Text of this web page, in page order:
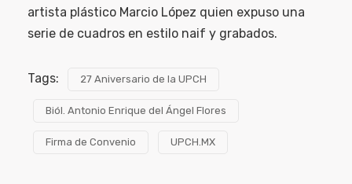
artista plástico Marcio López quien expuso una
serie de cuadros en estilo naif y grabados.
Tags: 27 Aniversario de la UPCH
Biól. Antonio Enrique del Ángel Flores
Firma de Convenio UPCH.MX